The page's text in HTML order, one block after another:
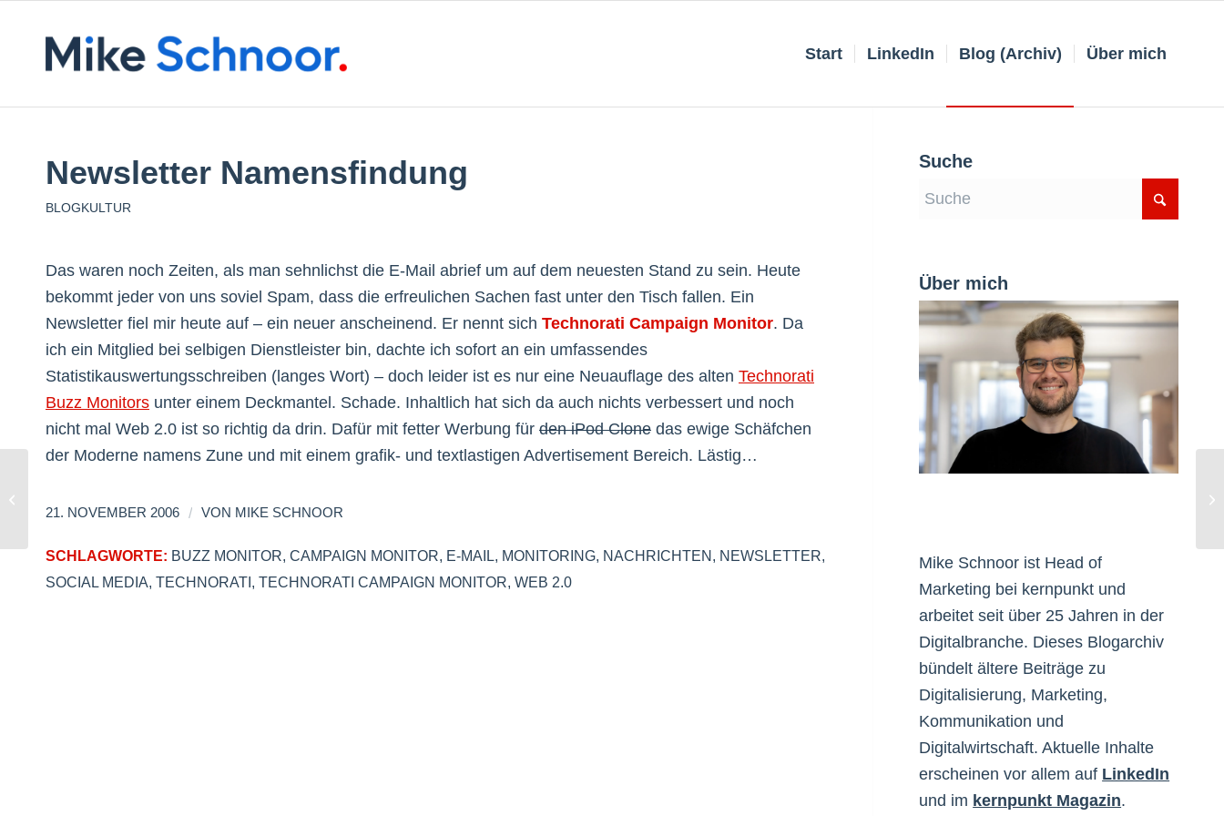
Start LinkedIn Blog (Archiv) Über mich
Newsletter Namensfindung
BLOGKULTUR
Das waren noch Zeiten, als man sehnlichst die E-Mail abrief um auf dem neuesten Stand zu sein. Heute
bekommt jeder von uns soviel Spam, dass die erfreulichen Sachen fast unter den Tisch fallen. Ein
Newsletter fiel mir heute auf – ein neuer anscheinend. Er nennt sich Technorati Campaign Monitor. Da
ich ein Mitglied bei selbigen Dienstleister bin, dachte ich sofort an ein umfassendes
Statistikauswertungsschreiben (langes Wort) – doch leider ist es nur eine Neuauflage des alten Technorati
Buzz Monitors unter einem Deckmantel. Schade. Inhaltlich hat sich da auch nichts verbessert und noch
nicht mal Web 2.0 ist so richtig da drin. Dafür mit fetter Werbung für den iPod Clone das ewige Schäfchen
der Moderne namens Zune und mit einem grafik- und textlastigen Advertisement Bereich. Lästig…
21. NOVEMBER 2006 / VON MIKE SCHNOOR
SCHLAGWORTE: BUZZ MONITOR CAMPAIGN MONITOR E-MAIL MONITORING NACHRICHTEN NEWSLETTER
SOCIAL MEDIA TECHNORATI TECHNORATI CAMPAIGN MONITOR WEB 2.0
Suche
Über mich
Mike Schnoor ist Head of
Marketing bei kernpunkt und
arbeitet seit über 25 Jahren in der
Digitalbranche. Dieses Blogarchiv
bündelt ältere Beiträge zu
Digitalisierung, Marketing,
Kommunikation und
Digitalwirtschaft. Aktuelle Inhalte
erscheinen vor allem auf LinkedIn
und im kernpunkt Magazin.